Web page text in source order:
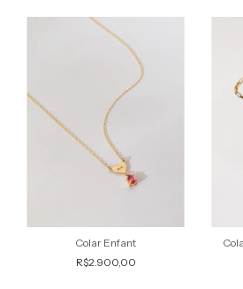
Colar Enfant
R$2.900,00